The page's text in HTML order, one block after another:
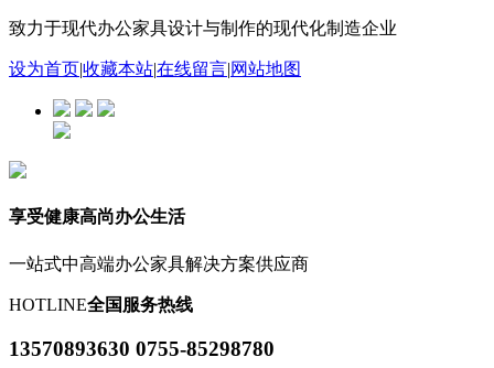
致力于现代办公家具设计与制作的现代化制造企业
设为首页|收藏本站|在线留言|网站地图
享受健康高尚办公生活
一站式中高端办公家具解决方案供应商
HOTLINE全国服务热线
13570893630 0755-85298780